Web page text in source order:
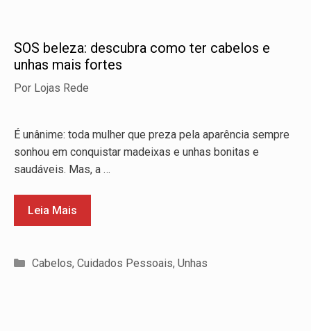
SOS beleza: descubra como ter cabelos e
unhas mais fortes
Por Lojas Rede
É unânime: toda mulher que preza pela aparência sempre
sonhou em conquistar madeixas e unhas bonitas e
saudáveis. Mas, a …
Leia Mais
Categorias
Cabelos, Cuidados Pessoais, Unhas